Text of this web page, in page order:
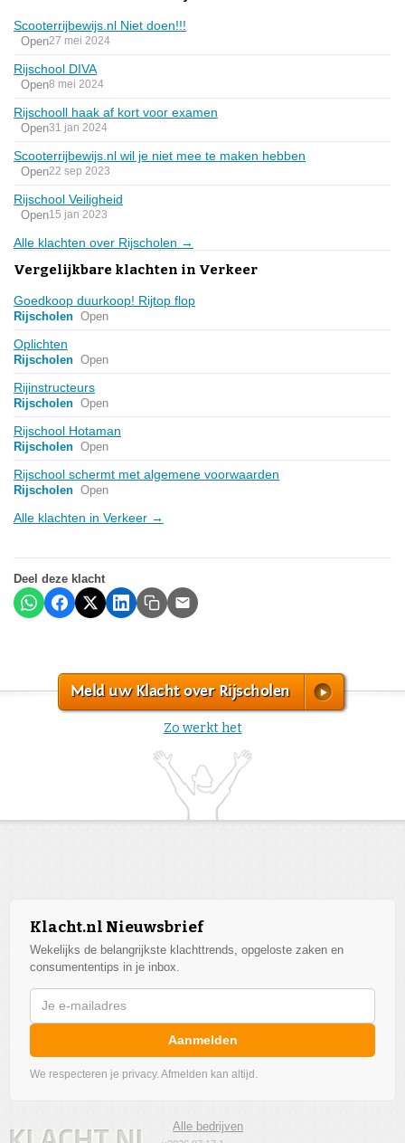
Scooterrijbewijs.nl Niet doen!!!
Open27 mei 2024
Rijschool DIVA
Open8 mei 2024
Rijschooll haak af kort voor examen
Open31 jan 2024
Scooterrijbewijs.nl wil je niet mee te maken hebben
Open22 sep 2023
Rijschool Veiligheid
Open15 jan 2023
Alle klachten over Rijscholen →
Vergelijkbare klachten in Verkeer
Goedkoop duurkoop! Rijtop flop
Rijscholen Open
Oplichten
Rijscholen Open
Rijinstructeurs
Rijscholen Open
Rijschool Hotaman
Rijscholen Open
Rijschool schermt met algemene voorwaarden
Rijscholen Open
Alle klachten in Verkeer →
Deel deze klacht
Meld uw Klacht over Rijscholen
Zo werkt het
Klacht.nl Nieuwsbrief
Wekelijks de belangrijkste klachttrends, opgeloste zaken en
consumententips in je inbox.
Aanmelden
We respecteren je privacy. Afmelden kan altijd.
Alle bedrijven